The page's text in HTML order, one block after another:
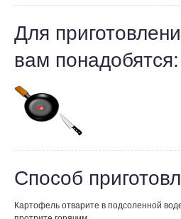
Для
вам понадобятся:
Способ
Картофель отварите в подсоленной